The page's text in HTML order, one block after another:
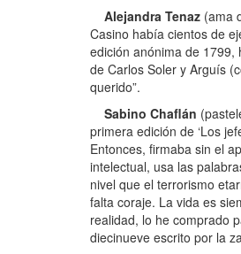
Alejandra Tenaz (ama
Casino había cientos de
edición anónima de 1799,
de Carlos Soler y Arguís
querido”.
Sabino Chaflán
primera edición de ‘Los
Entonces, firmaba sin el
intelectual, usa las
nivel que el terrorismo
falta coraje. La vida es
realidad, lo he comprado
diecinueve escrito por la